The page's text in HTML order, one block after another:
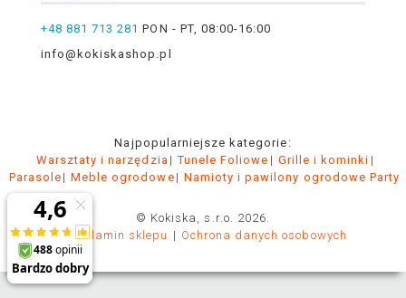
+48 881 713 281 PON - PT, 08:00-16:00
info@kokiskashop.pl
Najpopularniejsze kategorie:
Warsztaty i narzędzia
Tunele Foliowe
Grille i kominki
Parasole
Meble ogrodowe Namioty i pawilony ogrodowe Party
© Kokiska, s.r.o. 2026.
Regulamin sklepu
Ochrona danych osobowych